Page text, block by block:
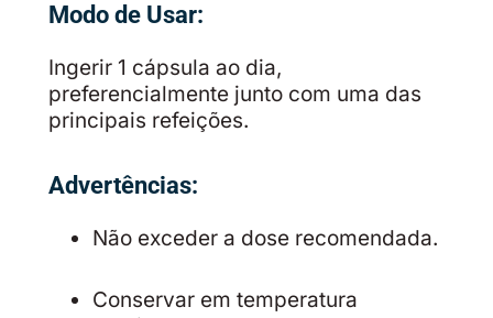
Modo de Usar:
Ingerir 1 cápsula ao dia,
preferencialmente junto com uma das
principais refeições.
Advertências:
Não exceder a dose recomendada.
Conservar em temperatura